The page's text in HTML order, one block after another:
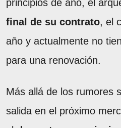
principios de año, el
final de su contrato, el
año y actualmente no
para una renovación.
Más allá de los rumores
salida en el próximo